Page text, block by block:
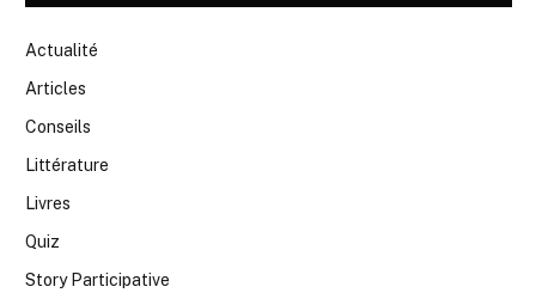
Actualité
Articles
Conseils
Littérature
Livres
Quiz
Story Participative